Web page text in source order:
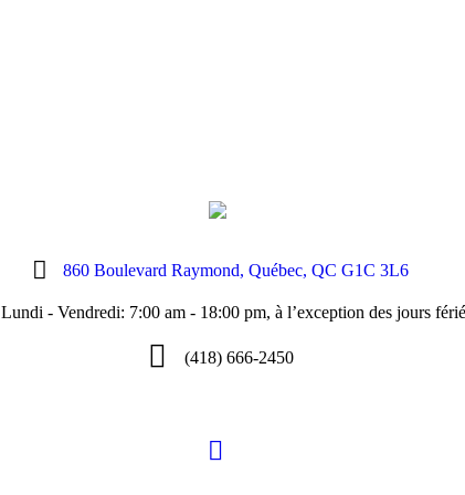
860 Boulevard Raymond, Québec, QC G1C 3L6
Lundi - Vendredi: 7:00 am - 18:00 pm, à l’exception des jours
(418) 666-2450